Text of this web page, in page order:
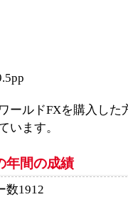
ールドFXを購入し
います。
年間の成績
1912